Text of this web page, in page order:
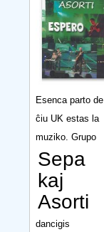
Esenca parto de
ĉiu UK estas la
muziko. Grupo
Sepa
kaj
Asorti
dancigis